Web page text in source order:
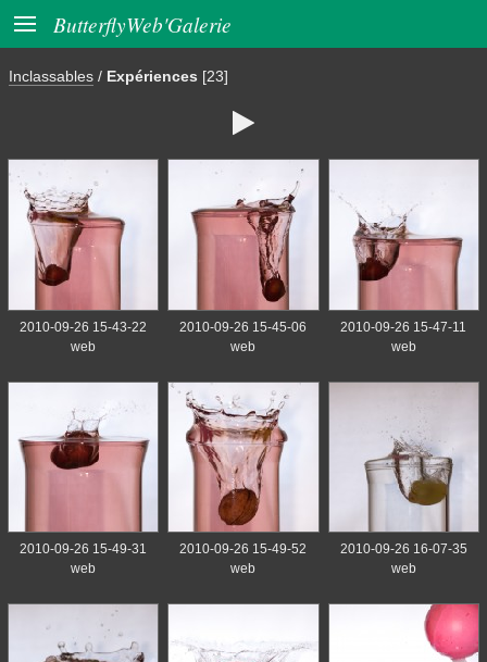
 ButterflyWeb'Galerie
Inclassables / Expériences [23]

2010-09-26 15-43-22
web
2010-09-26 15-45-06
web
2010-09-26 15-47-11
web
2010-09-26 15-49-31
web
2010-09-26 15-49-52
web
2010-09-26 16-07-35
web